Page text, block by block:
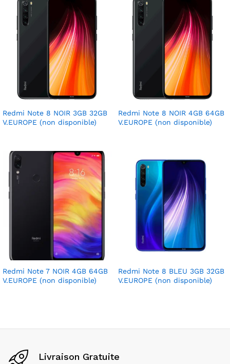
Redmi Note 8 NOIR 3GB 32GB
V.EUROPE (non disponible)
Redmi Note 8 NOIR 4GB 64GB
V.EUROPE (non disponible)
Redmi Note 7 NOIR 4GB 64GB
V.EUROPE (non disponible)
Redmi Note 8 BLEU 3GB 32GB
V.EUROPE (non disponible)
Livraison Gratuite